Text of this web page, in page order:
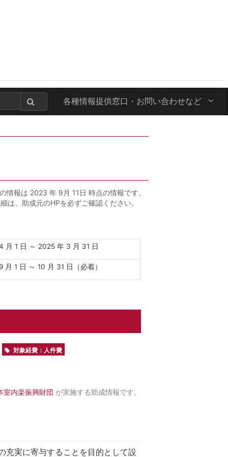
各種情報提供窓口・ お問い合わせなど
情報は 2023 年 9月 11日 時点の情報です。
は、助成元のHPを必ずご確認ください。
月 1 日 ～ 2025 年 3 月 31 日
月 1 日 ～ 10 月 31 日（必着）
対象経費：人件費
室内楽振興財団 が実施する助成情報です。
充実に寄与することを目的として設